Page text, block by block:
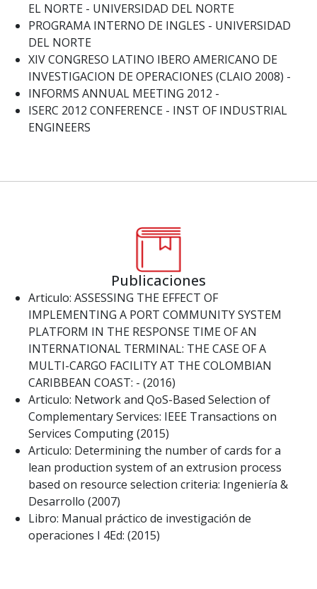
EL NORTE - UNIVERSIDAD DEL NORTE
PROGRAMA INTERNO DE INGLES - UNIVERSIDAD
DEL NORTE
XIV CONGRESO LATINO IBERO AMERICANO DE
INVESTIGACION DE OPERACIONES (CLAIO 2008) -
INFORMS ANNUAL MEETING 2012 -
ISERC 2012 CONFERENCE - INST OF INDUSTRIAL
ENGINEERS
Publicaciones
Articulo: ASSESSING THE EFFECT OF
IMPLEMENTING A PORT COMMUNITY SYSTEM
PLATFORM IN THE RESPONSE TIME OF AN
INTERNATIONAL TERMINAL: THE CASE OF A
MULTI-CARGO FACILITY AT THE COLOMBIAN
CARIBBEAN COAST: - (2016)
Articulo: Network and QoS-Based Selection of
Complementary Services: IEEE Transactions on
Services Computing (2015)
Articulo: Determining the number of cards for a
lean production system of an extrusion process
based on resource selection criteria: Ingeniería &
Desarrollo (2007)
Libro: Manual práctico de investigación de
operaciones I 4Ed: (2015)